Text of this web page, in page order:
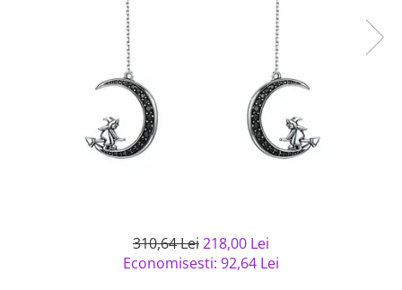
Bijuterii argint placat cu aur
Bijuterii argint cu diverse
Bijuterii argint cu murano
Bijuterii gotice si rock
Bijuterii Handmade
Casete si cutii de bijuterii
Bijuterii tungsten
Solutii si lavete de curatare
310,64 Lei218,00 Lei
Economisesti: 92,64 Lei